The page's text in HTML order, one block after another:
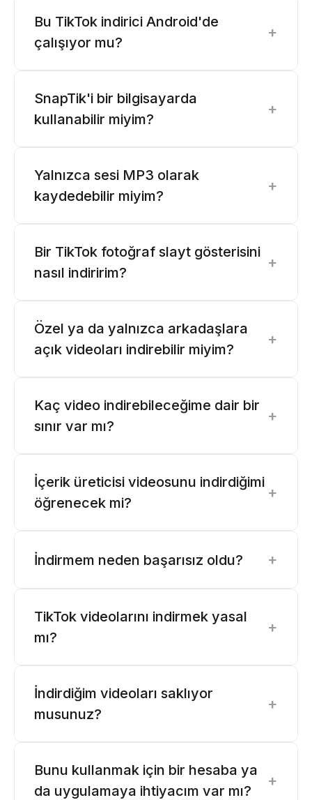
Bu TikTok indirici Android'de
çalışıyor mu?
+
SnapTik'i bir bilgisayarda
kullanabilir miyim?
+
Yalnızca sesi MP3 olarak
kaydedebilir miyim?
+
Bir TikTok fotoğraf slayt gösterisini
nasıl indiririm?
+
Özel ya da yalnızca arkadaşlara
açık videoları indirebilir miyim?
+
Kaç video indirebileceğime dair bir
sınır var mı?
+
İçerik üreticisi videosunu indirdiğimi
öğrenecek mi?
+
İndirmem neden başarısız oldu? +
TikTok videolarını indirmek yasal
mı?
+
İndirdiğim videoları saklıyor
musunuz?
+
Bunu kullanmak için bir hesaba ya
da uygulamaya ihtiyacım var mı?
+